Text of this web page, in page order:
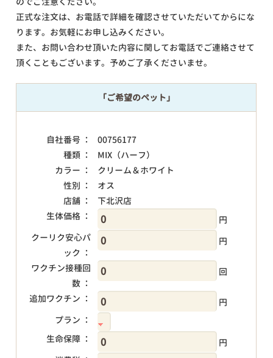
正式な注文は、お電話で詳細を確認させていただいてからにな
ります。お気軽にお申し込みください。
また、お問い合わせ頂いた内容に関してお電話でご連絡させて
頂くこともございます。予めご了承くださいませ。
「ご希望のペット」
自社番号 ：
00756177
種類 ：
MIX（ハーフ）
カラー ：
クリーム＆ホワイト
性別 ：
オス
店舗 ：
下北沢店
生体価格 ：
円
クーリク安心パ
ック ：
円
ワクチン接種回
数 ：
回
追加ワクチン ：
円
プラン ：
生命保障 ：
円